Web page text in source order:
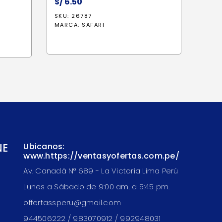
SKU: 26787
MARCA: SAFARI
Ubicanos:
www.https://ventasyofertas.com.pe/
Av. Canadá N° 689 - La Victoria Lima Perú
Lunes a Sábado de 9:00 am. a 5:45 pm.
offertassperu@gmail.com
944506222 / 983070912 / 992948031